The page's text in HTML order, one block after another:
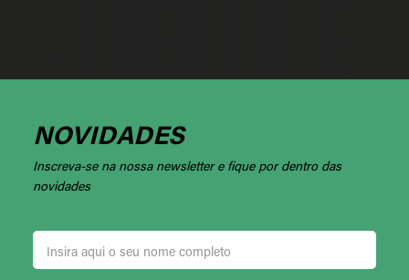
NOVIDADES
Inscreva-se na nossa newsletter e fique por dentro das
novidades